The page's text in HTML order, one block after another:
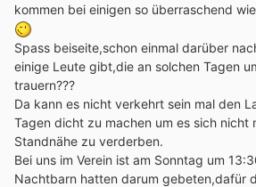
kommen bei einigen so überraschend
Spass beiseite,schon einmal darüber
einige Leute gibt,die an solchen Tagen
trauern???
Da kann es nicht verkehrt sein mal den
Tagen dicht zu machen um es sich nicht
Standnähe zu verderben.
Bei uns im Verein ist am Sonntag um
Nachtbarn hatten darum gebeten,dafür